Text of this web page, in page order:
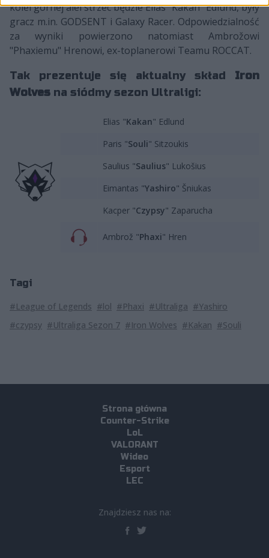
kolei górnej alei strzec będzie Elias "Kakan" Edlund, były
gracz m.in. GODSENT i Galaxy Racer. Odpowiedzialność
za wyniki powierzono natomiast Ambrožowi
"Phaxiemu" Hrenowi, ex-toplanerowi Teamu ROCCAT.
Tak prezentuje się aktualny skład Iron
Wolves na siódmy sezon Ultraligi:
Elias "Kakan" Edlund
Paris "Souli" Sitzoukis
Saulius "Saulius" Lukošius
Eimantas "Yashiro" Šniukas
Kacper "Czypsy" Zaparucha
Ambrož "Phaxi" Hren
Tagi
#League of Legends #lol #Phaxi #Ultraliga #Yashiro
#czypsy #Ultraliga Sezon 7 #Iron Wolves #Kakan #Souli
Strona główna
Counter-Strike
LoL
VALORANT
Wideo
Esport
LEC
Znajdziesz nas na: